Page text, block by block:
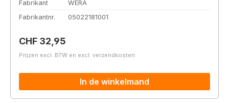
Fabrikant
WERA
Fabrikantnr.
05022181001
Normale prijs:
CHF 32,95
Prijzen excl. BTW en excl. verzendkosten
In de winkelmand